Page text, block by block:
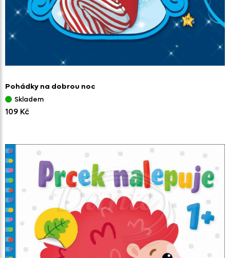
Pohádky na dobrou noc
Skladem
109 Kč